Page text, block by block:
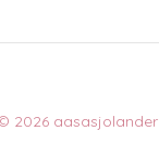
2026 aasasjolander